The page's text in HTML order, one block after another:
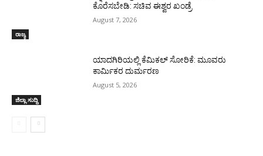
ರಾಜ್ಯ
ಕೊರೆಸಬೇಡಿ: ಸಚಿವ ಈಶ್ವರ ಖಂಡ್ರೆ
August 7, 2026
ಜಿಲ್ಲಾ ಸುದ್ದಿ
ಯಾದಗಿರಿಯಲ್ಲಿ ಕೆಮಿಕಲ್ ಸೋರಿಕೆ: ಮೂವರು
ಕಾರ್ಮಿಕರ ದುರ್ಮರಣ
August 5, 2026